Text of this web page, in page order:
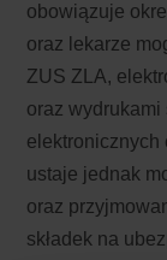
obowiązuje
oraz lekarze
ZUS ZLA,
oraz
elektronicznych
ustaje jednak
oraz
składek na